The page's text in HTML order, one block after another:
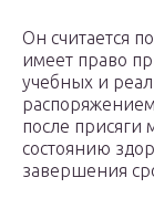
Он считается
имеет право
учебных и
после присяги
состоянию
завершения